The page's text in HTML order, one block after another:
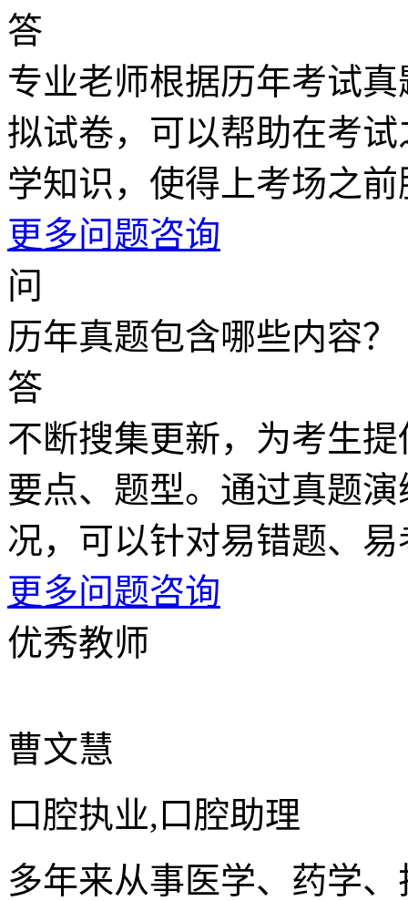
答
专业老师根据历年考试
拟试卷，可以帮助在考
学知识，使得上考场之
更多问题咨询
问
历年真题包含哪些内容？
答
不断搜集更新，为考生
要点、题型。通过真题
况，可以针对易错题、
更多问题咨询
优秀教师
曹文慧
口腔执业,口腔助理
多年来从事医学、药学